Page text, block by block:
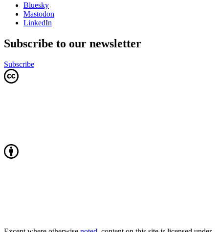
Bluesky
Mastodon
LinkedIn
Subscribe to our newsletter
Subscribe